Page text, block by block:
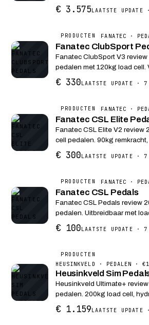
gebruikt. CNC aluminium,
door het Cool Performance
€ 3.575LAATSTE UPDATE
PRODUCTEN FANATEC ·
Fanatec ClubSport
Fanatec ClubSport V3
pedalen met 120kg load cell.
volmetaal constructie.
wereldwijd.
€ 330LAATSTE UPDATE · 7
PRODUCTEN FANATEC ·
Fanatec CSL Elite
Fanatec CSL Elite V2 review
cell pedalen. 90kg
veerhardheid. PC,
Fanatec wheelbase.
€ 300LAATSTE UPDATE · 7
PRODUCTEN FANATEC ·
Fanatec CSL Pedals
Fanatec CSL Pedals review
pedalen. Uitbreidbaar met
compatibel met alle Fanatec
€ 100LAATSTE UPDATE · 7
PRODUCTEN
HEUSINKVELD · PEDALEN ·
Heusinkveld Sim
Heusinkveld Ultimate+
pedalen. 200kg load cell,
Max Verstappen keuze. CNC
SmartControl software.
€ 1.159LAATSTE UPDATE